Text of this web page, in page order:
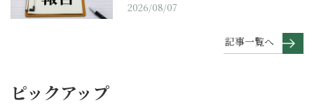
2026/08/07
記事一覧へ
ピックアップ